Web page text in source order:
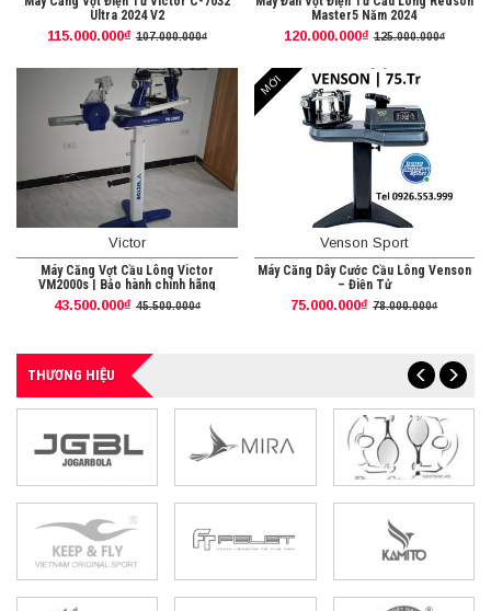
Ultra 2024 V2
115.000.000₫ 107.000.000₫
Master5 Năm 2024
120.000.000₫ 125.000.000₫
Victor
Máy Căng Vợt Cầu Lông Victor
VM2000s | Bảo hành chính hãng
43.500.000₫ 45.500.000₫
MỚI
Venson Sport
Máy Căng Dây Cước Cầu Lông Venson
– Điện Tử
75.000.000₫ 78.000.000₫
THƯƠNG HIỆU